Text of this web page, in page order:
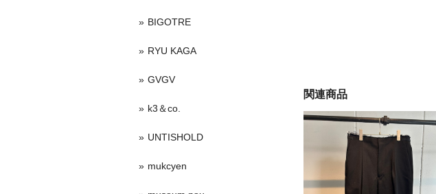
関連商品
BIGOTRE
RYU KAGA
GVGV
k3＆co.
UNTISHOLD
mukcyen